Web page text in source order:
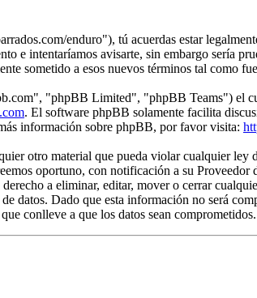
enduro"), tú acuerdas estar
e intentaríamos avisarte, sin embargo sería
sometido a esos nuevos términos tal como
"phpBB Limited", "phpBB Teams") el
. El software phpBB solamente facilita
información sobre phpBB, por favor visita:
otro material que pueda violar cualquier ley
oportuno, con notificación a su
a eliminar, editar, mover o cerrar
datos. Dado que esta información no será
conlleve a que los datos sean comprometidos.